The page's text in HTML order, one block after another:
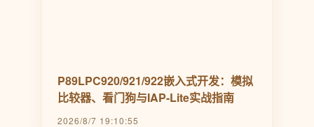
P89LPC920/921/922嵌入式开发：模拟
比较器、看门狗与IAP-Lite实战指南
2026/8/7 19:10:55